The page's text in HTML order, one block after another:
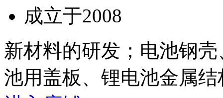
成立于2008
新材料的研发；电池钢
池用盖板、锂电池金属结